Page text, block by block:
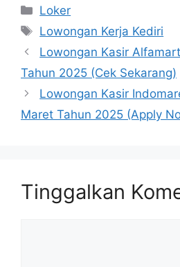
Kategori
Loker
Tag
Lowongan Kerja Kediri
Lowongan Kasir
Tahun 2025 (Cek Sekarang)
Lowongan Kasir
Maret Tahun 2025 (Apply
Tinggalkan